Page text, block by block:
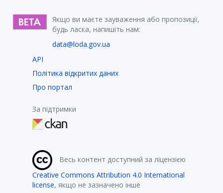
Якщо ви маєте зауваження або пропозиції,
будь ласка, напишіть нам:
data@loda.gov.ua
API
Політика відкритих даних
Про портал
За підтримки
Весь контент доступний за ліцензією
Creative Commons Attribution 4.0 International
license, якщо не зазначено інше